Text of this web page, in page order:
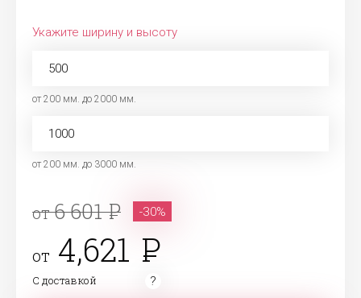
Укажите ширину и высоту
от 200 мм. до 2000 мм.
от 200 мм. до 3000 мм.
от6 601 -30%
от 4,621
С доставкой